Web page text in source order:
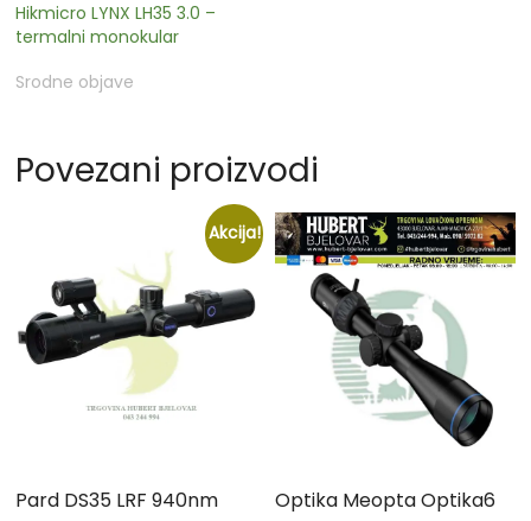
Hikmicro LYNX LH35 3.0 –
termalni monokular
Srodne objave
Povezani proizvodi
Akcija!
Pard DS35 LRF 940nm
Optika Meopta Optika6